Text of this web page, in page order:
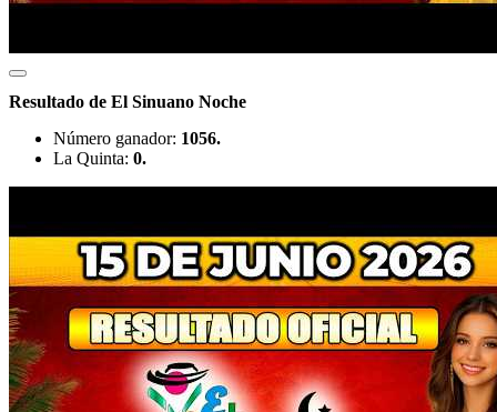
Resultado de El Sinuano Noche
Número ganador: 1056.
La Quinta: 0.